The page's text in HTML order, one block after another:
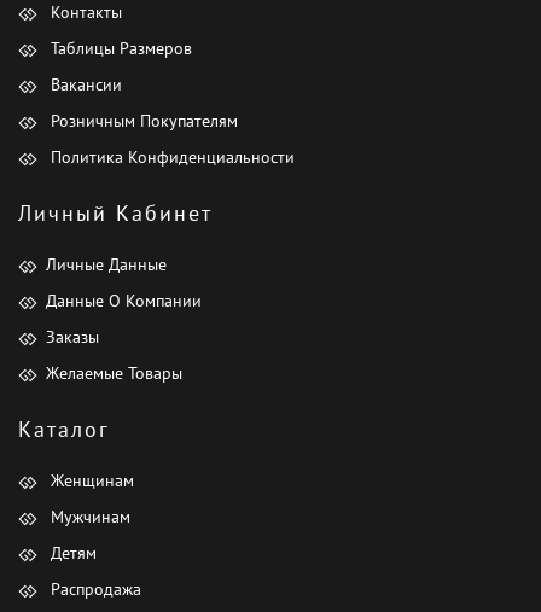
Контакты
Таблицы Размеров
Вакансии
Розничным Покупателям
Политика Конфиденциальности
Личный Кабинет
Личные Данные
Данные О Компании
Заказы
Желаемые Товары
Каталог
Женщинам
Мужчинам
Детям
Распродажа